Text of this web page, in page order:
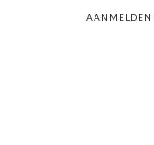
AANMELDEN